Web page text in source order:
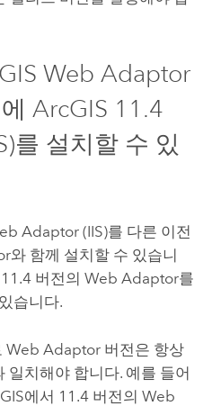
Web Adaptor
ArcGIS 11.4
를 설치할 수 있
Adaptor (IIS)를 다른 이전
함께 설치할 수 있습니
11.4버전의 Web Adaptor를
습니다.
Web Adaptor 버전은 항상
일치해야 합니다. 예를 들어
에서 11.4버전의 Web